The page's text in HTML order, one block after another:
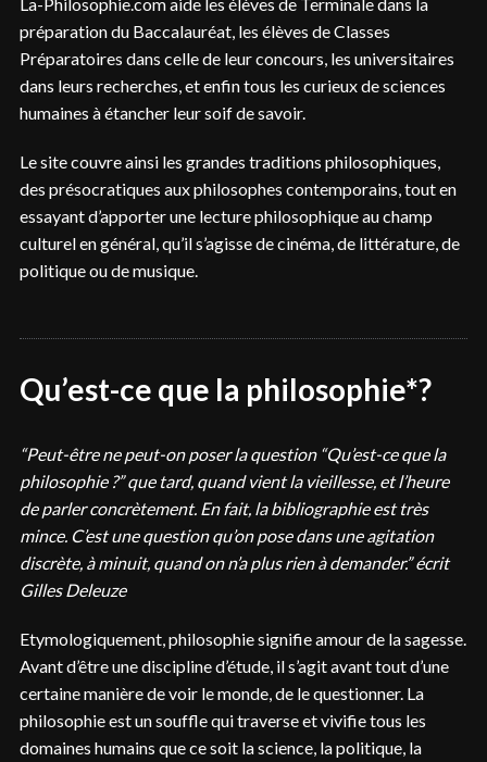
préparation du Baccalauréat, les élèves de Classes
Préparatoires dans celle de leur concours, les universitaires
dans leurs recherches, et enfin tous les curieux de sciences
humaines à étancher leur soif de savoir.
Le site couvre ainsi les grandes traditions philosophiques,
des présocratiques aux philosophes contemporains, tout en
essayant d’apporter une lecture philosophique au champ
culturel en général, qu’il s’agisse de cinéma, de littérature, de
politique ou de musique.
Qu’est-ce que la philosophie*?
“Peut-être ne peut-on poser la question “Qu’est-ce que la
philosophie ?” que tard, quand vient la vieillesse, et l’heure
de parler concrètement. En fait, la bibliographie est très
mince. C’est une question qu’on pose dans une agitation
discrète, à minuit, quand on n’a plus rien à demander.” écrit
Gilles Deleuze
Etymologiquement, philosophie signifie amour de la sagesse.
Avant d’être une discipline d’étude, il s’agit avant tout d’une
certaine manière de voir le monde, de le questionner. La
philosophie est un souffle qui traverse et vivifie tous les
domaines humains que ce soit la science, la politique, la